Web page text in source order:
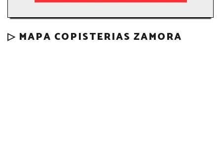
▷ MAPA COPISTERIAS ZAMORA